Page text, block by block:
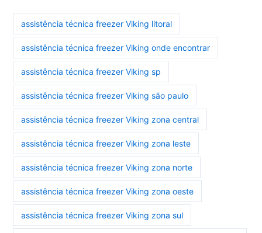
assistência técnica freezer Viking litoral
assistência técnica freezer Viking onde encontrar
assistência técnica freezer Viking sp
assistência técnica freezer Viking são paulo
assistência técnica freezer Viking zona central
assistência técnica freezer Viking zona leste
assistência técnica freezer Viking zona norte
assistência técnica freezer Viking zona oeste
assistência técnica freezer Viking zona sul